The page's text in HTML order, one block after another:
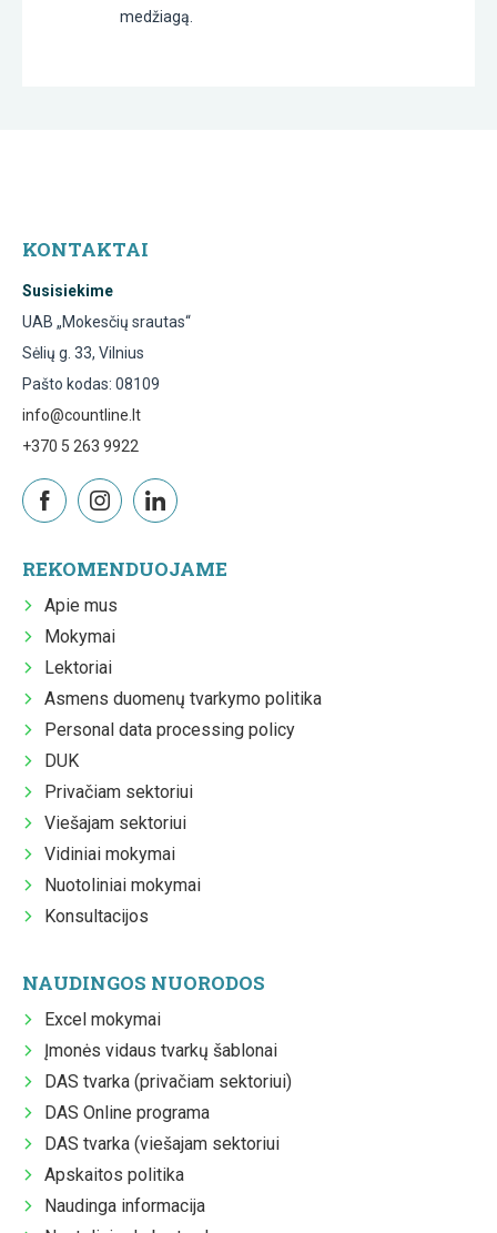
medžiagą.
KONTAKTAI
Susisiekime
UAB „Mokesčių srautas“
Sėlių g. 33, Vilnius
Pašto kodas: 08109
info@countline.lt
+370 5 263 9922
REKOMENDUOJAME
Apie mus
Mokymai
Lektoriai
Asmens duomenų tvarkymo politika
Personal data processing policy
DUK
Privačiam sektoriui
Viešajam sektoriui
Vidiniai mokymai
Nuotoliniai mokymai
Konsultacijos
NAUDINGOS NUORODOS
Excel mokymai
Įmonės vidaus tvarkų šablonai
DAS tvarka (privačiam sektoriui)
DAS Online programa
DAS tvarka (viešajam sektoriui
Apskaitos politika
Naudinga informacija